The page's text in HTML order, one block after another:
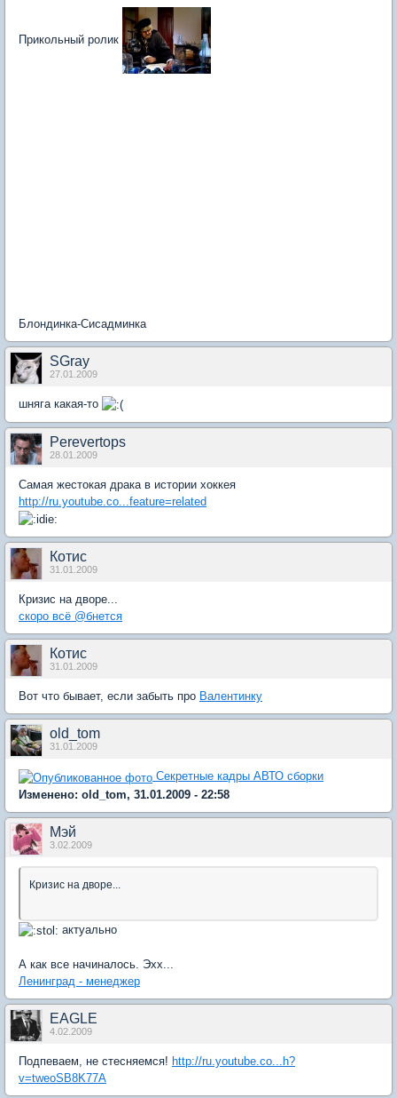
Прикольный ролик
Блондинка-Сисадминка
SGray
27.01.2009
шняга какая-то
Perevertops
28.01.2009
Самая жестокая драка в истории хоккея
http://ru.youtube.co...feature=related
Котис
31.01.2009
Кризис на дворе...
скоро всё @бнется
Котис
31.01.2009
Вот что бывает, если забыть про Валентинку
old_tom
31.01.2009
Секретные кадры АВТО сборки
Изменено: old_tom, 31.01.2009 - 22:58
Мэй
3.02.2009
Кризис на дворе...
актуально
А как все начиналось. Эхх...
Ленинград - менеджер
EAGLE
4.02.2009
Подпеваем, не стесняемся! http://ru.youtube.co...h?
v=tweoSB8K77A